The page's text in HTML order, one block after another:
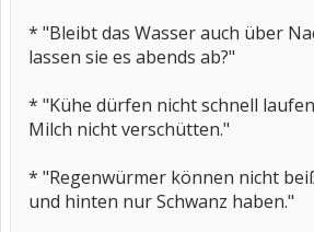
* "Bleibt das Wasser auch über
lassen sie es abends ab?"
* "Kühe dürfen nicht schnell
Milch nicht verschütten."
* "Regenwürmer können nicht
und hinten nur Schwanz haben."